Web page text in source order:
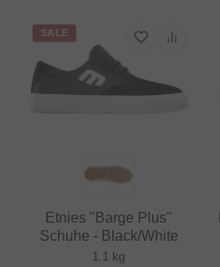
SALE
Etnies "Barge Plus"
Schuhe - Black/White
1.1 kg